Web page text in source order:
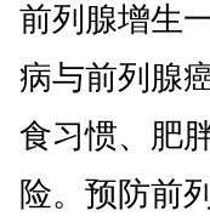
前列腺增生
病与前列腺
食习惯、肥
险。预防前